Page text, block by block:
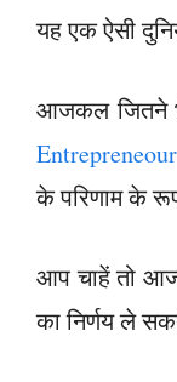
यह एक ऐसी
आजकल जितने
Entrepreneour
के परिणाम के
आप चाहें तो
का निर्णय ले